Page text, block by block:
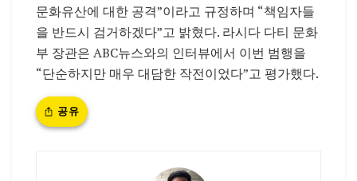
문화유산에 대한 공격”이라고 규정하며 “책임자들
을 반드시 검거하겠다”고 밝혔다. 라시다 다티 문화
부 장관은 ABC뉴스와의 인터뷰에서 이번 범행을
“단순하지만 매우 대담한 작전이었다”고 평가했다.
공유